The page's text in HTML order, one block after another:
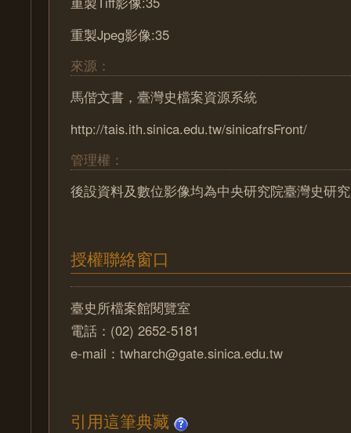
重製Jpeg影像:35
來源：
馬偕文書，臺灣史檔案資源系統
http://tais.ith.sinica.edu.tw/sinicafrsFront/
管理權：
後設資料及數位影像均為中央研究院臺灣史研
授權聯絡窗口
臺史所檔案館閱覽室
電話：(02) 2652-5181
e-mail：twharch@gate.sinica.edu.tw
引用這筆典藏